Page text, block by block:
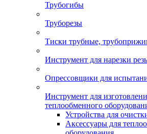
Трубогибы
Труборезы
Тиски трубные,
Инструмент для нарезки
Опрессовщики для
Инструмент для
теплообменного
Устройства для
Аксессуары для